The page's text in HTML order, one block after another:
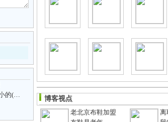
大家看看我家的狗六个多月了好像还是好小的(哈MM)
博客视点
老北京布鞋加盟
离